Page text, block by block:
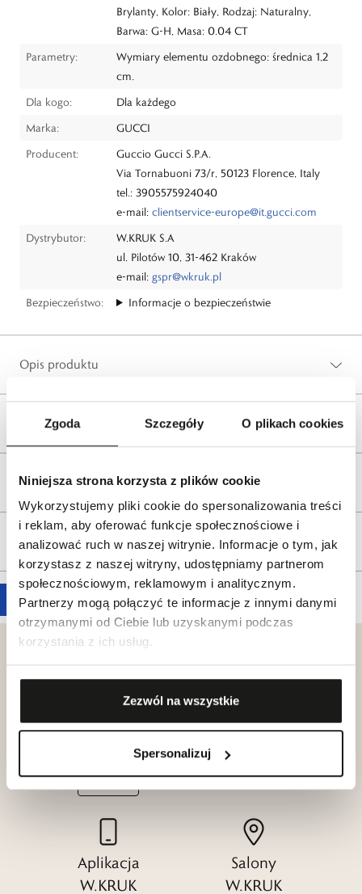
Zgoda Szczegóły O plikach cookies
Niniejsza strona korzysta z plików cookie
Wykorzystujemy pliki cookie do spersonalizowania treści
i reklam, aby oferować funkcje społecznościowe i
analizować ruch w naszej witrynie. Informacje o tym, jak
korzystasz z naszej witryny, udostępniamy partnerom
społecznościowym, reklamowym i analitycznym.
Partnerzy mogą połączyć te informacje z innymi danymi
otrzymanymi od Ciebie lub uzyskanymi podczas
korzystania z ich usług.
Zezwól na wszystkie
Spersonalizuj
Brylanty, Kolor: Biały, Rodzaj: Naturalny,
Barwa: G-H, Masa: 0.04 CT
Parametry:
Wymiary elementu ozdobnego: średnica 1,2
cm.
Dla kogo:
Dla każdego
Marka:
GUCCI
Producent:
Guccio Gucci S.P.A.
Via Tornabuoni 73/r, 50123 Florence, Italy
tel.: 3905575924040
e-mail: clientservice-europe@it.gucci.com
Dystrybutor:
W.KRUK S.A
ul. Pilotów 10, 31-462 Kraków
e-mail: gspr@wkruk.pl
Bezpieczeństwo:
Informacje o bezpieczeństwie
Opis produktu
Wysyłka
Reklamacje i zwroty
Tagi
Przyjaciół
W.KRUK
Katalogi
W.KRUK
Zobacz
Aplikacja
W.KRUK
Salony
W.KRUK